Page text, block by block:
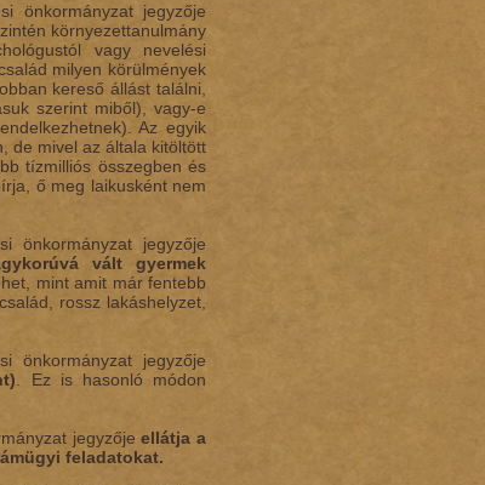
önkormányzat jegyzője
környezettanulmány
vagy nevelési
milyen körülmények
kereső állást találni,
szerint miből), vagy-e
Az egyik
de mivel az általa kitöltött
tízmilliós összegben és
ő meg laikusként nem
önkormányzat jegyzője
vált gyermek
mint amit már fentebb
rossz lakáshelyzet,
önkormányzat jegyzője
. Ez is hasonló módon
jegyzőjeellátja a
feladatokat.